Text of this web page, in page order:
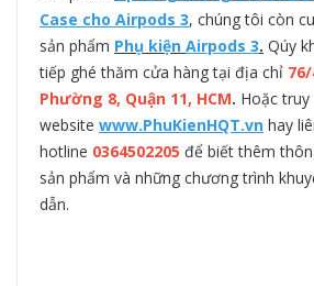
Case cho Airpods 3, chúng tôi còn
sản phẩm Phụ kiện Airpods 3. Qúy
tiếp ghé thăm cửa hàng tại địa chỉ
Phường 8, Quận 11, HCM. Hoặc truy
website www.PhuKienHQT.vn hay
hotline 0364502205 để biết thêm
sản phẩm và những chương trình
dẫn.